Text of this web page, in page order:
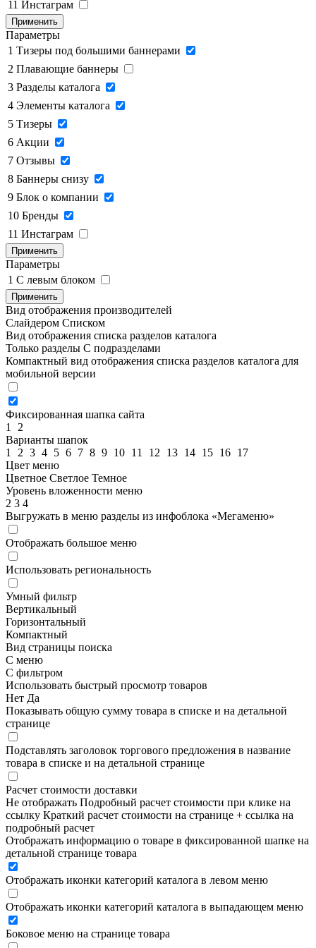
11 Инстаграм
Применить
Параметры
1 Тизеры под большими баннерами
2 Плавающие баннеры
3 Разделы каталога
4 Элементы каталога
5 Тизеры
6 Акции
7 Отзывы
8 Баннеры снизу
9 Блок о компании
10 Бренды
11 Инстаграм
Применить
Параметры
1 C левым блоком
Применить
Вид отображения производителей
Слайдером Списком
Вид отображения списка разделов каталога
Только разделы С подразделами
Компактный вид отображения списка разделов каталога для
мобильной версии
Фиксированная шапка сайта
1
2
Варианты шапок
1
2 3 4 5 6 7 8 9 10 11 12 13 14 15 16 17
Цвет меню
Цветное Светлое Темное
Уровень вложенности меню
2 3 4
Выгружать в меню разделы из инфоблока «Мегаменю»
Отображать большое меню
Использовать региональность
Умный фильтр
Вертикальный
Горизонтальный
Компактный
Вид страницы поиска
С меню
С фильтром
Использовать быстрый просмотр товаров
Нет Да
Показывать общую сумму товара в списке и на детальной
странице
Подставлять заголовок торгового предложения в название
товара в списке и на детальной странице
Расчет стоимости доставки
Не отображать Подробный расчет стоимости при клике на
ссылку Краткий расчет стоимости на странице + ссылка на
подробный расчет
Отображать информацию о товаре в фиксированной шапке на
детальной странице товара
Отображать иконки категорий каталога в левом меню
Отображать иконки категорий каталога в выпадающем меню
Боковое меню на странице товара